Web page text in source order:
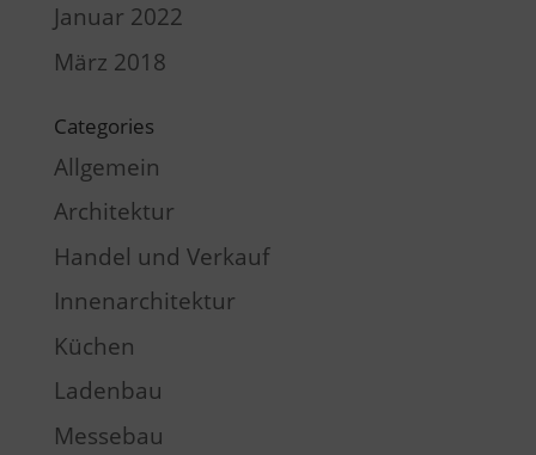
Januar 2022
März 2018
Categories
Allgemein
Architektur
Handel und Verkauf
Innenarchitektur
Küchen
Ladenbau
Messebau